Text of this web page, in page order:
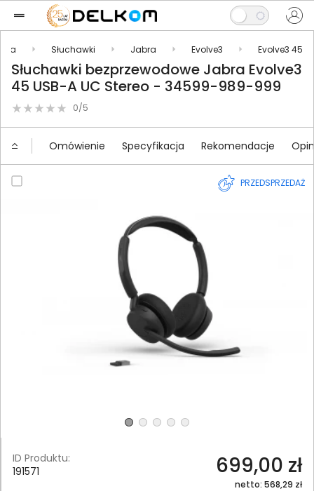
Słuchawki Jabra Evolve3 Evolve3 45
Słuchawki bezprzewodowe Jabra Evolve3
45 USB-A UC Stereo - 34599-989-999
0/5
Omówienie Specyfikacja Rekomendacje
PRZEDSPRZEDAŻ
ID Produktu:
191571
699,00 zł
netto: 568,29 zł